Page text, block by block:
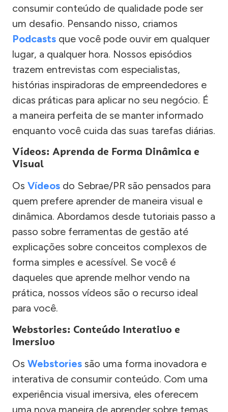
consumir conteúdo de qualidade pode ser
um desafio. Pensando nisso, criamos
Podcasts que você pode ouvir em qualquer
lugar, a qualquer hora. Nossos episódios
trazem entrevistas com especialistas,
histórias inspiradoras de empreendedores e
dicas práticas para aplicar no seu negócio. É
a maneira perfeita de se manter informado
enquanto você cuida das suas tarefas diárias.
Vídeos: Aprenda de Forma Dinâmica e
Visual
Os Vídeos do Sebrae/PR são pensados para
quem prefere aprender de maneira visual e
dinâmica. Abordamos desde tutoriais passo a
passo sobre ferramentas de gestão até
explicações sobre conceitos complexos de
forma simples e acessível. Se você é
daqueles que aprende melhor vendo na
prática, nossos vídeos são o recurso ideal
para você.
Webstories: Conteúdo Interativo e
Imersivo
Os Webstories são uma forma inovadora e
interativa de consumir conteúdo. Com uma
experiência visual imersiva, eles oferecem
uma nova maneira de aprender sobre temas